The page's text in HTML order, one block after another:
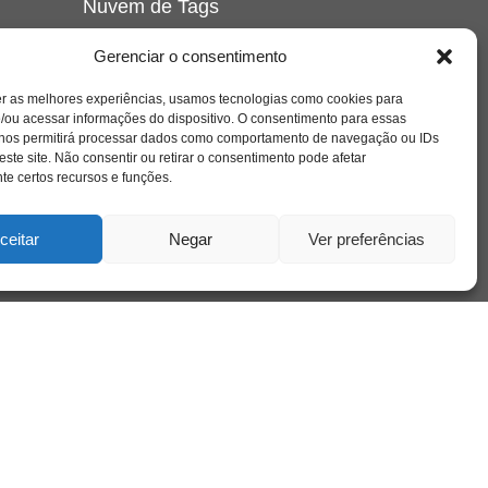
Gerenciar o consentimento
as melhores experiências, usamos tecnologias como cookies para
ou acessar informações do dispositivo. O consentimento para essas
permitirá processar dados como comportamento de navegação ou IDs
site. Não consentir ou retirar o consentimento pode afetar
certos recursos e funções.
Negar Ver preferências
Nuvem de Tags
crianca cuidado cultura depressao
educação família filme
freud infância insight jung liberdade livro
loucura luto maternidade
psicologia relato